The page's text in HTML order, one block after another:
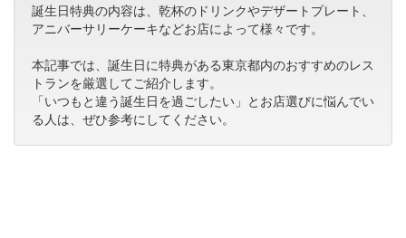
誕生日特典の内容は、乾杯のドリンクやデザートプレート、
アニバーサリーケーキなどお店によって様々です。
本記事では、誕生日に特典がある東京都内のおすすめのレス
トランを厳選してご紹介します。
「いつもと違う誕生日を過ごしたい」とお店選びに悩んでい
る人は、ぜひ参考にしてください。